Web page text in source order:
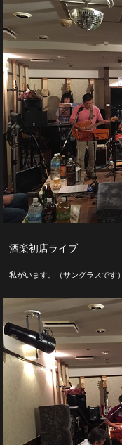
酒楽初店ライブ
私がいます。（サングラスです）